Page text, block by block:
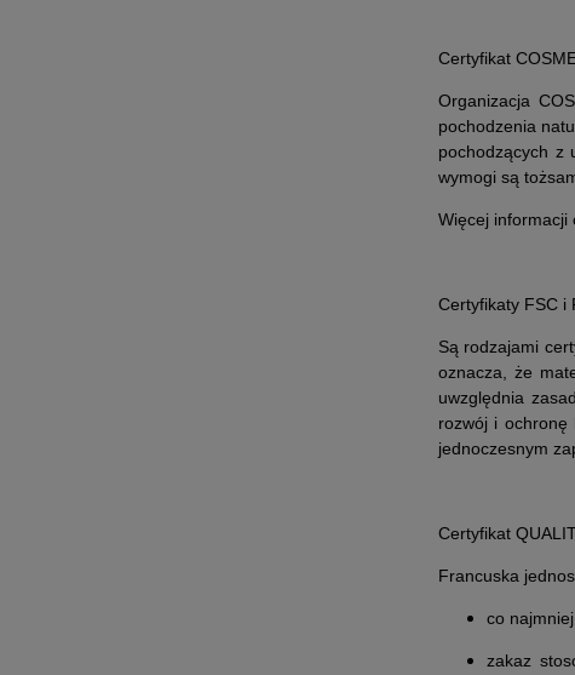
Certyfikat
Organizacja
pochodzenia
pochodzących z
wymogi są
Więcej informacji
Certyfikaty FSC i
Są rodzajami
oznacza, że
uwzględnia
rozwój i ochronę
jednoczesnym
Certyfikat
Francuska
co
zakaz